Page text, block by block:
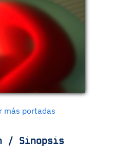
más portadas
/ Sinopsis